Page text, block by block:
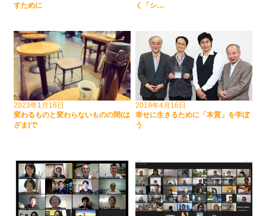
すために
く「シ…
2023年1月16日
変わるものと変わらないものの間(は
ざま)で
2019年4月16日
幸せに生きるために「本質」を学ぼ
う